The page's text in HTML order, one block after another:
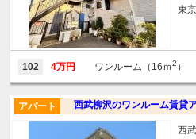
東
102 4万円 ワンルーム（16ｍ2 ）
西武柳沢のワンルーム賃貸
アパート
西